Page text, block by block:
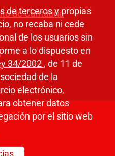
de Cantabria
de terceros y propias
no recaba ni cede
de los usuarios sin
a lo dispuesto en
34/2002 , de 11 de
de la
electrónico,
obtener datos
por el sitio web